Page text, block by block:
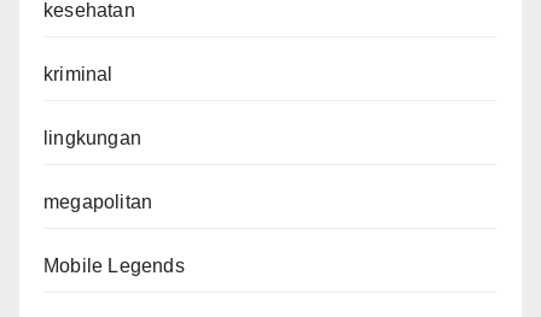
kesehatan
kriminal
lingkungan
megapolitan
Mobile Legends